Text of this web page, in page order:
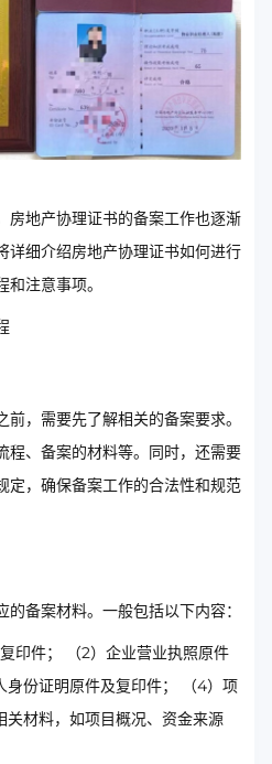
房地产协理证书的备案工作也逐渐
详细介绍房地产协理证书如何进行
注意事项。
，需要先了解相关的备案要求。
程、备案的材料等。同时，还需要
定，确保备案工作的合法性和规范
备案材料。一般包括以下内容：
印件； （2）企业营业执照原件
身份证明原件及复印件； （4）项
关材料，如项目概况、资金来源